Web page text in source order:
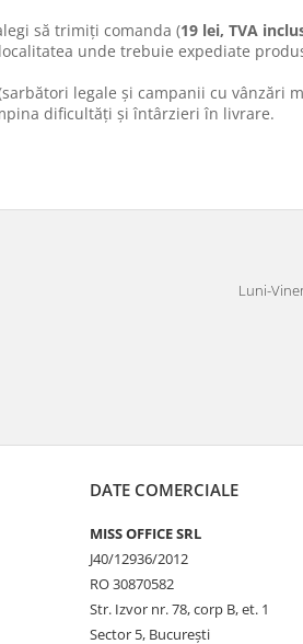
să trimiți comanda (19 lei, TVA
unde trebuie expediate
legale și campanii cu vânzări
dificultăți și întârzieri în livrare.
Luni-
DATE COMERCIALE
MISS OFFICE SRL
J40/12936/2012
RO 30870582
Str. Izvor nr. 78, corp B, et. 1
Sector 5, Bucureşti